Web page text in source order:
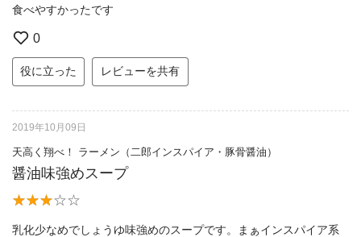
食べやすかったです
0
役に立った レビューを共有
2019年10月09日
天高く翔べ！ ラーメン（二郎インスパイア・豚骨醤油）
醤油味強めスープ
乳化少なめでしょうゆ味強めのスープです。まぁインスパイア系